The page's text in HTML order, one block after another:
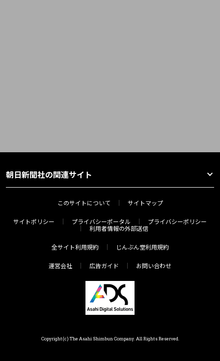
朝日新聞社の関連サイト
このサイトについて サイトマップ
サイトポリシー プライバシーポータル
プライバシーポリシー
利用者情報の外部送信
全サイト利用規約 じんぶん堂利用規約
運営会社 広告ガイド お問い合わせ
Copyright(c) The Asahi Shimbun Company. All Rights Reserved.